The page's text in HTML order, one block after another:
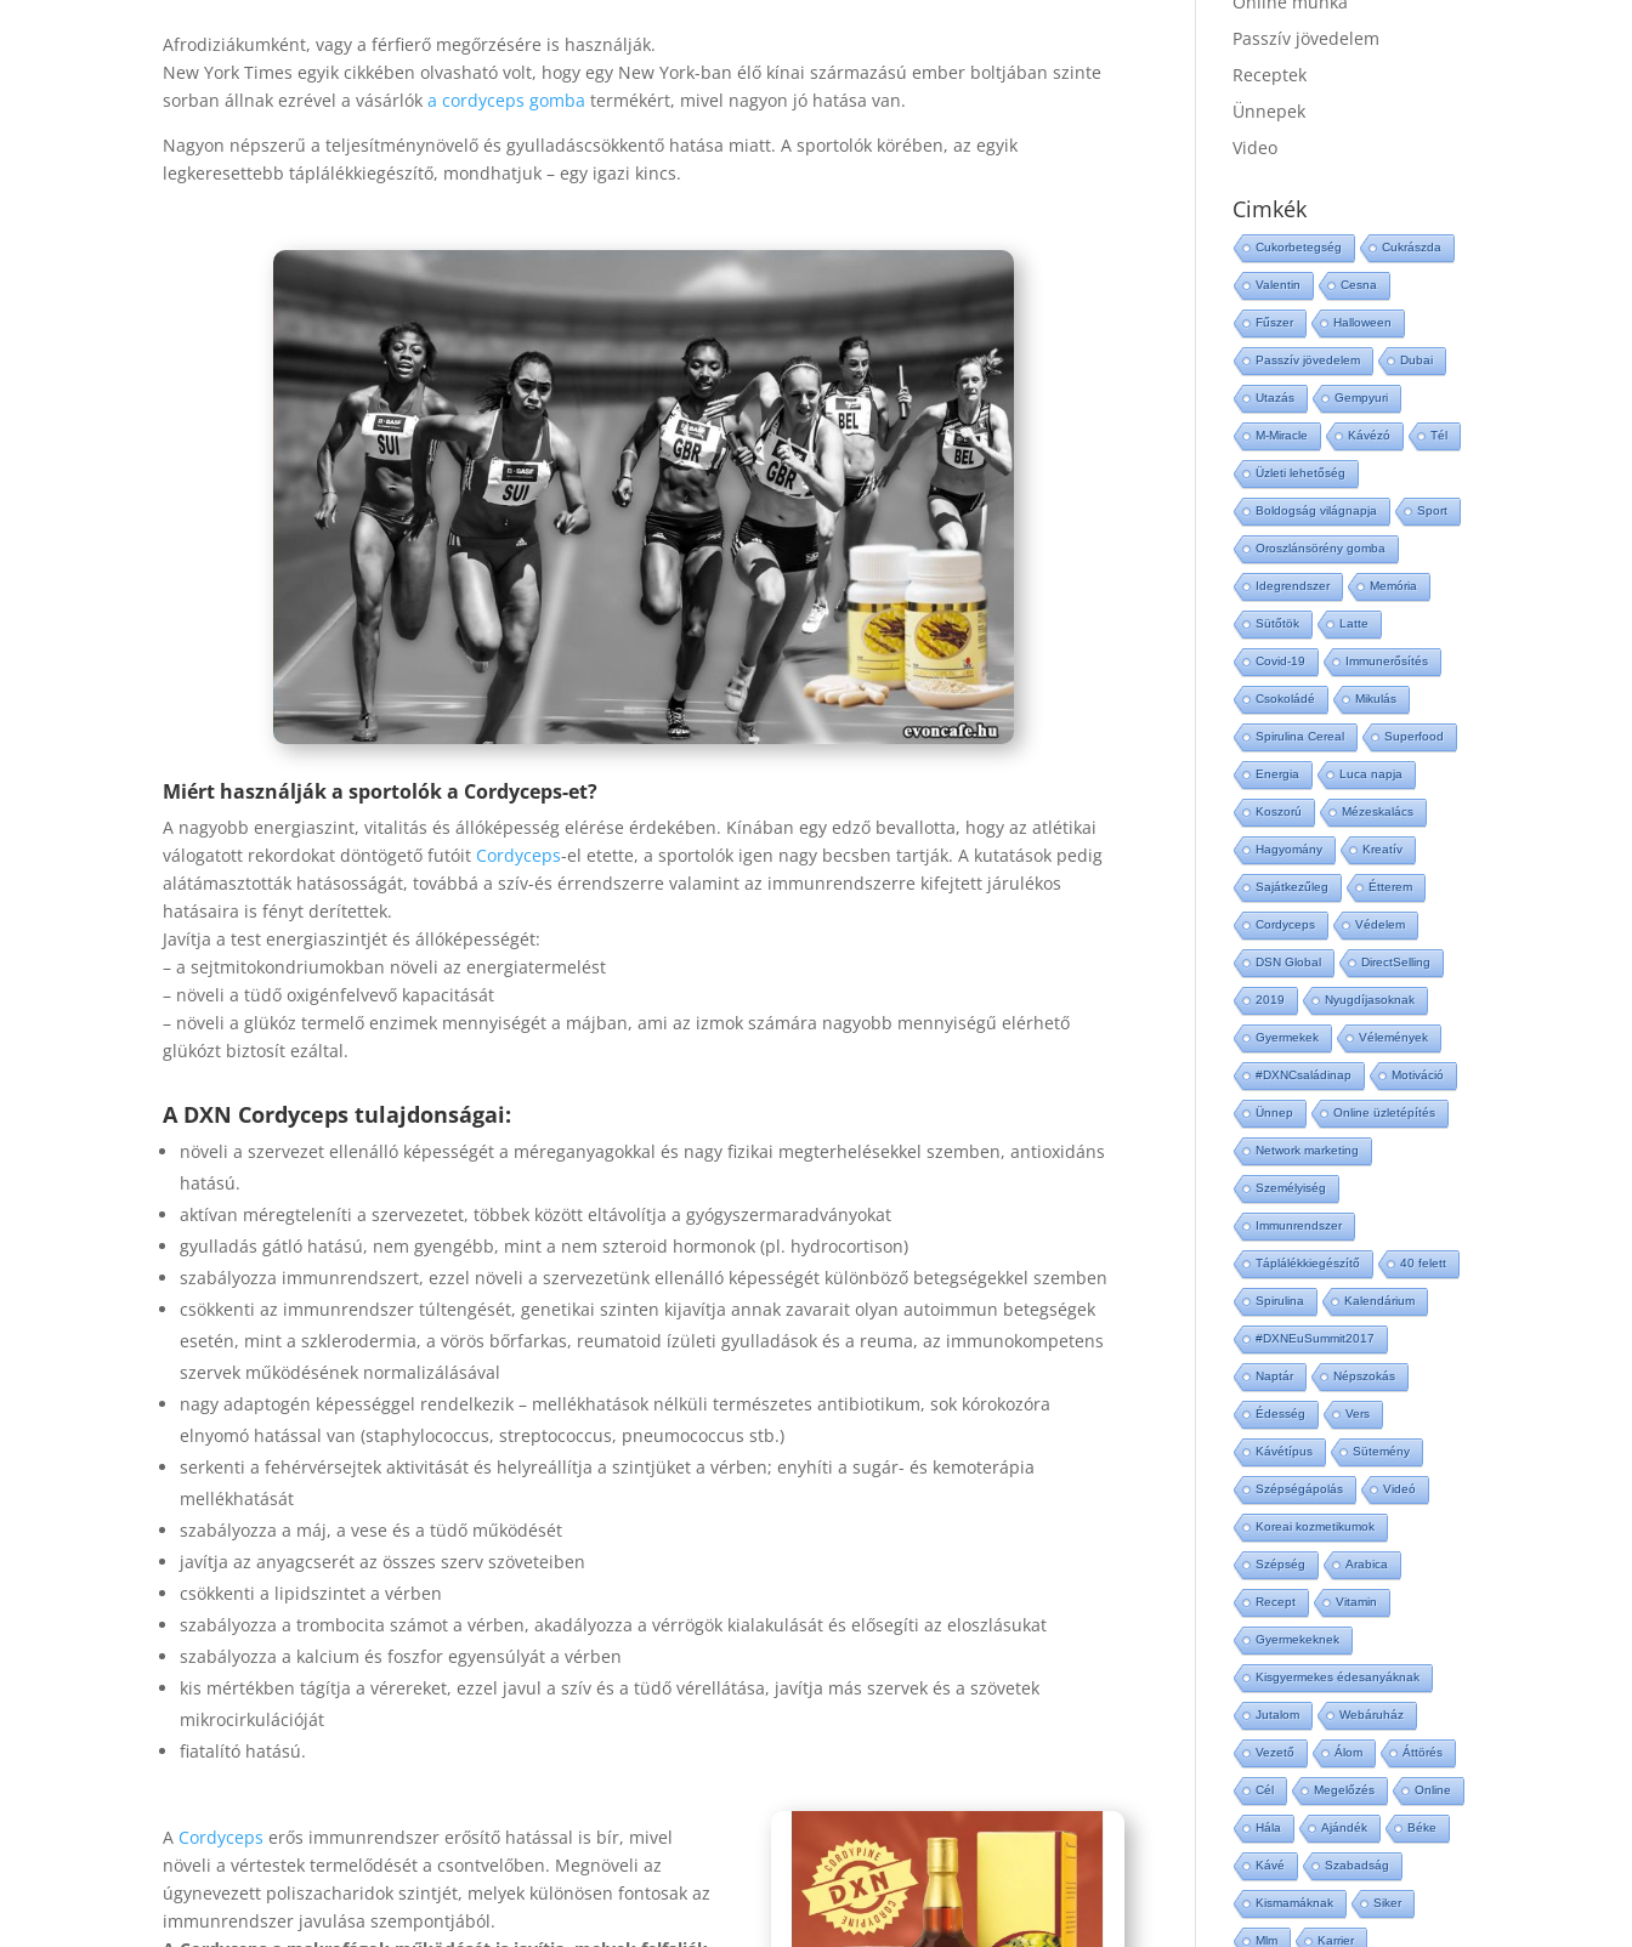
Afrodiziákumként, vagy a férfierő megőrzésére is használják.
New York Times egyik cikkében olvasható volt, hogy egy New York-ban élő kínai származású ember boltjában szinte
sorban állnak ezrével a vásárlóka cordyceps gomba termékért, mivel nagyon jó hatása van.
Nagyon népszerű a teljesítménynövelő és gyulladáscsökkentő hatása miatt. A sportolók körében, az egyik
legkeresettebb táplálékkiegészítő, mondhatjuk – egy igazi kincs.
Miért használják a sportolóka Cordyceps-et?
A nagyobb energiaszint, vitalitás és állóképesség elérése érdekében. Kínában egy edző bevallotta, hogy az atlétikai
válogatott rekordokat döntögető futóit Cordyceps-el etette, a sportolók igen nagy becsben tartják. A kutatások pedig
alátámasztották hatásosságát, továbbá a szív-és érrendszerre valamint az immunrendszerre kifejtett járulékos
hatásaira is fényt derítettek.
Javítja a test energiaszintjét és állóképességét:
– a sejtmitokondriumokban növeli az energiatermelést
– növeli a tüdő oxigénfelvevő kapacitását
– növeli a glükóz termelő enzimek mennyiségét a májban, ami az izmok számára nagyobb mennyiségű elérhető
glükózt biztosít ezáltal.
A DXN Cordyceps tulajdonságai:
növeli a szervezet ellenálló képességét a méreganyagokkal és nagy fizikai megterhelésekkel szemben, antioxidáns
hatású.
aktívan méregteleníti a szervezetet, többek között eltávolítja a gyógyszermaradványokat
gyulladás gátló hatású, nem gyengébb, mint a nem szteroid hormonok (pl. hydrocortison)
szabályozza immunrendszert, ezzel növeli a szervezetünk ellenálló képességét különböző betegségekkel szemben
csökkenti az immunrendszer túltengését, genetikai szinten kijavítja annak zavarait olyan autoimmun betegségek
esetén, mint a szklerodermia, a vörös bőrfarkas, reumatoid ízületi gyulladások és a reuma, az immunokompetens
szervek működésének normalizálásával
nagy adaptogén képességgel rendelkezik – mellékhatások nélküli természetes antibiotikum, sok kórokozóra
elnyomó hatással van (staphylococcus, streptococcus, pneumococcus stb.)
serkenti a fehérvérsejtek aktivitását és helyreállítja a szintjüket a vérben; enyhíti a sugár- és kemoterápia
mellékhatását
szabályozza a máj, a vese és a tüdő működését
javítja az anyagcserét az összes szerv szöveteiben
csökkenti a lipidszintet a vérben
szabályozza a trombocita számot a vérben, akadályozza a vérrögök kialakulását és elősegíti az eloszlásukat
szabályozza a kalcium és foszfor egyensúlyát a vérben
kis mértékben tágítja a vérereket, ezzel javul a szív és a tüdő vérellátása, javítja más szervek és a szövetek
mikrocirkulációját
fiatalító hatású.
A Cordyceps erős immunrendszer erősítő hatással is bír, mivel
növeli a vértestek termelődését a csontvelőben. Megnöveli az
úgynevezett poliszacharidok szintjét, melyek különösen fontosak az
immunrendszer javulása szempontjából.
Passzív jövedelem
Receptek
Ünnepek
Video
Cimkék
Cukorbetegség Cukrászda
Valentin Cesna
Fűszer Halloween
Passzív jövedelem Dubai
Utazás Gempyuri
M-Miracle Kávézó Tél
Üzleti lehetőség
Boldogság világnapja Sport
Oroszlánsörény gomba
Idegrendszer Memória
Sütőtök Latte
Covid-19 Immunerősítés
Csokoládé Mikulás
Spirulina Cereal Superfood
Energia Luca napja
Koszorú Mézeskalács
Hagyomány Kreatív
Sajátkezűleg Étterem
Cordyceps Védelem
DSN Global DirectSelling
2019 Nyugdíjasoknak
Gyermekek Vélemények
#DXNCsaládinap Motiváció
Ünnep Online üzletépítés
Network marketing
Személyiség
Immunrendszer
Táplálékkiegészítő 40 felett
Spirulina Kalendárium
#DXNEuSummit2017
Naptár Népszokás
Édesség Vers
Kávétípus Sütemény
Szépségápolás Videó
Koreai kozmetikumok
Szépség Arabica
Recept Vitamin
Gyermekeknek
Kisgyermekes édesanyáknak
Jutalom Webáruház
Vezető Álom Áttörés
Cél Megelőzés Online
Hála Ajándék Béke
Kávé Szabadság
Kismamáknak Siker
Mlm Karrier